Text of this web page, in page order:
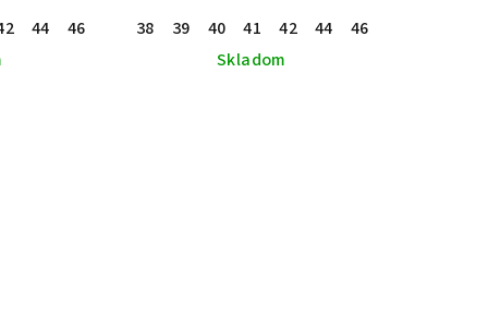
44 46 43 45 47
37
38
39 40 41 42 44 46
Skladom